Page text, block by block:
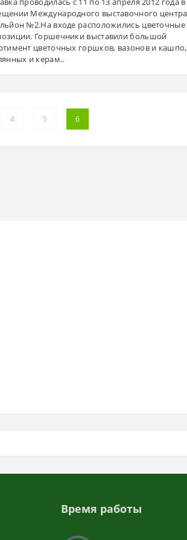
Международного выставочного
№2.На входе расположились цветочные
Горшечники выставили большой
цветочных горшков, вазонов и кашпо,
и керам..
4 5 6
Время работы